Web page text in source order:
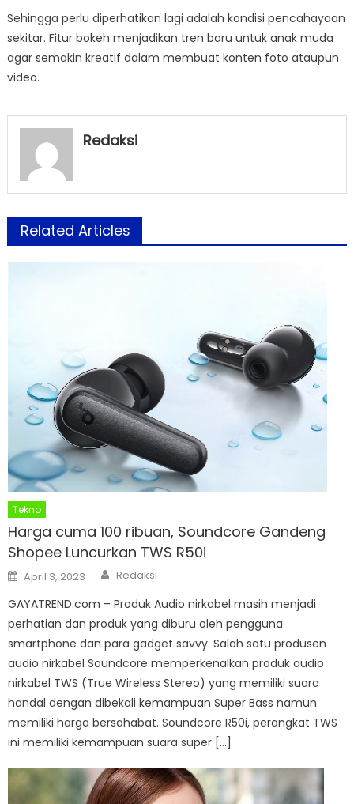
Sehingga perlu diperhatikan lagi adalah kondisi pencahayaan
sekitar. Fitur bokeh menjadikan tren baru untuk anak muda
agar semakin kreatif dalam membuat konten foto ataupun
video.
Redaksi
Related Articles
Tekno
Harga cuma 100 ribuan, Soundcore Gandeng
Shopee Luncurkan TWS R50i
Posted
on
April 3, 2023 Author
Redaksi
GAYATREND.com – Produk Audio nirkabel masih menjadi
perhatian dan produk yang diburu oleh pengguna
smartphone dan para gadget savvy. Salah satu produsen
audio nirkabel Soundcore memperkenalkan produk audio
nirkabel TWS (True Wireless Stereo) yang memiliki suara
handal dengan dibekali kemampuan Super Bass namun
memiliki harga bersahabat. Soundcore R50i, perangkat TWS
ini memiliki kemampuan suara super […]